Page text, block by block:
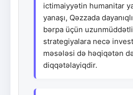
ictimaiyyətin humanitar
yanaşı, Qəzzada
bərpa üçün uzunmüddətli
strategiyalara necə
məsələsi də həqiqətən
diqqətəlayiqdir.